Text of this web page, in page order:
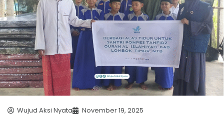
Wujud Aksi Nyata November 19, 2025